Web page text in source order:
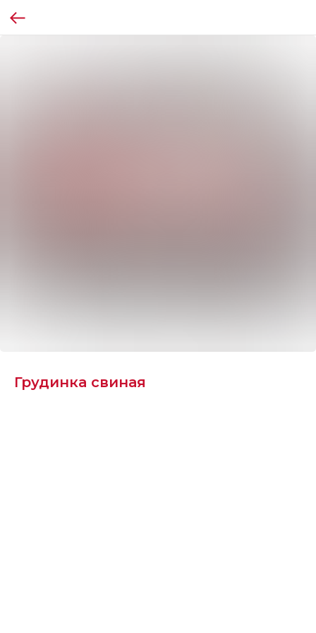
Грудинка свиная